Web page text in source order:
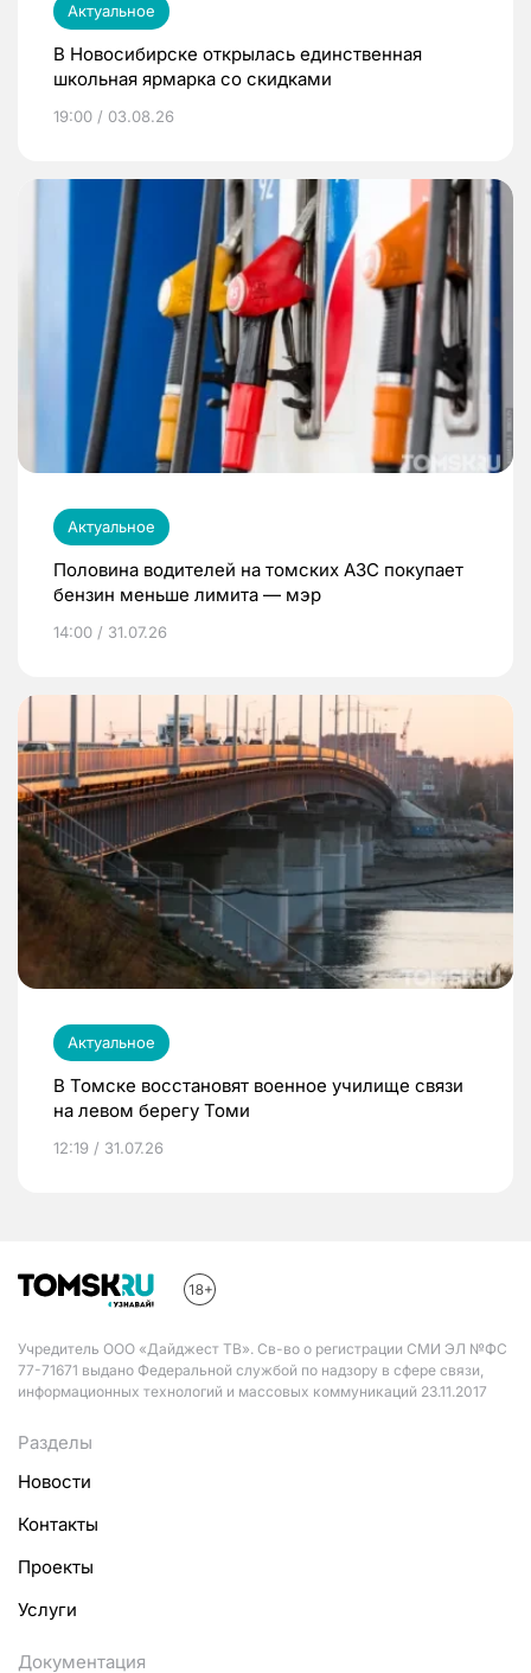
Актуальное
В Новосибирске открылась единственная
школьная ярмарка со скидками
19:00 / 03.08.26
Актуальное
Половина водителей на томских АЗС покупает
бензин меньше лимита — мэр
14:00 / 31.07.26
Актуальное
В Томске восстановят военное училище связи
на левом берегу Томи
12:19 / 31.07.26
Учредитель ООО «Дайджест ТВ». Св-во о регистрации СМИ ЭЛ №ФС
77-71671 выдано Федеральной службой по надзору в сфере связи,
информационных технологий и массовых коммуникаций 23.11.2017
Разделы
Новости
Контакты
Проекты
Услуги
Документация